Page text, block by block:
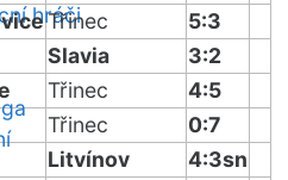
hráči
Třinec
5:3
Slavia
3:2
Třinec
4:5
Třinec
0:7
Litvínov
4:3sn